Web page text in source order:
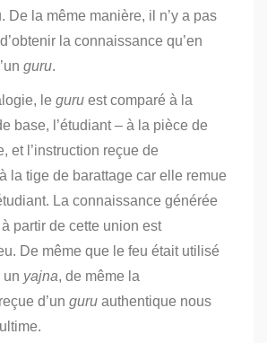
De la même manière, il n’y a pas
la connaissance qu’en
guru.
le guru est comparé à la
base, l’étudiant – à la pièce de
et l’instruction reçue de
la tige de barattage car elle remue
La connaissance générée
partir de cette union est
De même que le feu était utilisé
un yajna, de même la
d’un guru authentique nous